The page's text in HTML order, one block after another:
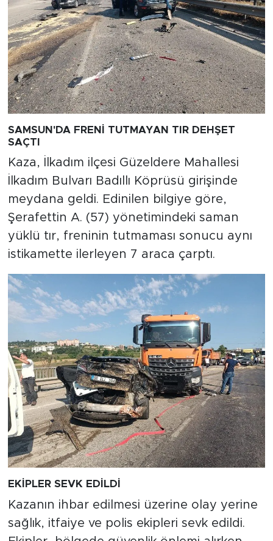
SAMSUN'DA FRENİ TUTMAYAN TIR DEHŞET
SAÇTI
Kaza, İlkadım ilçesi Güzeldere Mahallesi
İlkadım Bulvarı Badıllı Köprüsü girişinde
meydana geldi. Edinilen bilgiye göre,
Şerafettin A. (57) yönetimindeki saman
yüklü tır, freninin tutmaması sonucu aynı
istikamette ilerleyen 7 araca çarptı.
EKİPLER SEVK EDİLDİ
Kazanın ihbar edilmesi üzerine olay yerine
sağlık, itfaiye ve polis ekipleri sevk edildi.